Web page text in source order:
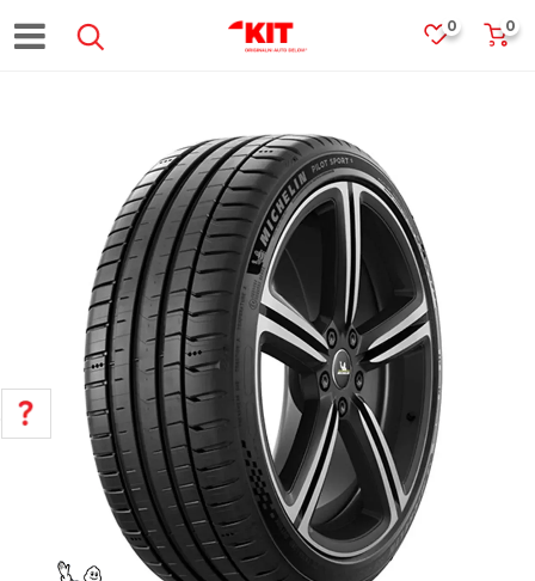
0
0
POMOĆ PRI KUPOVINI
Za više informacija, pomoć i
porudžbine
011 4427900